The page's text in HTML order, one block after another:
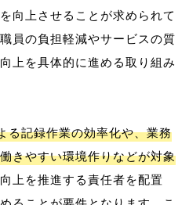
向上させることが求められて
員の負担軽減やサービスの質
上を具体的に進める取り組み
る記録作業の効率化や、業務
きやすい環境作りなどが対象
上を推進する責任者を配置